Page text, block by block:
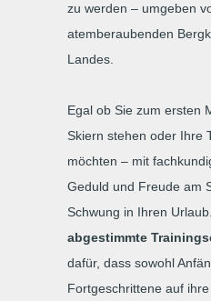
zu werden – umgeben
atemberaubenden
Landes.
Egal ob Sie zum ersten
Skiern stehen oder Ihre
möchten – mit
Geduld und Freude am
Schwung in Ihren Urlaub.
abgestimmte
dafür, dass sowohl
Fortgeschrittene auf ihre